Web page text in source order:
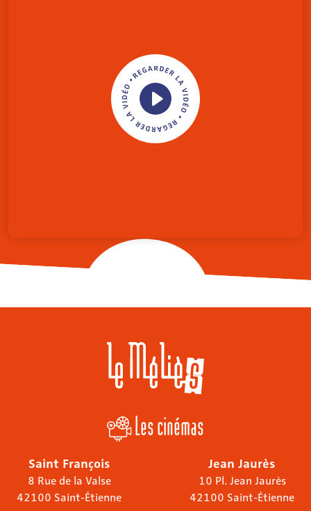
Les cinémas
Saint François
8 Rue de la Valse
42100 Saint-Étienne
Jean Jaurès
10 Pl. Jean Jaurès
42100 Saint-Étienne